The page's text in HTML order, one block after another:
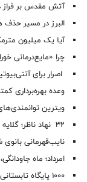
آتش مقدس بر فراز
البرز در مسیر حذف
آیا یک میلیون
چرا «مایع‌درمانی
اصرار برای
وعده بهره‌برداری
ویترین
۳۲ نهاد ناظر؛ گلایه صنعت از مداخلات دولتی
نایب‌قهرمانی بانوی
امرداد؛ ماه
۱۰۰۰ پایگاه تابستانی برای دانش‌آموزان البرزی راه اندازی شد